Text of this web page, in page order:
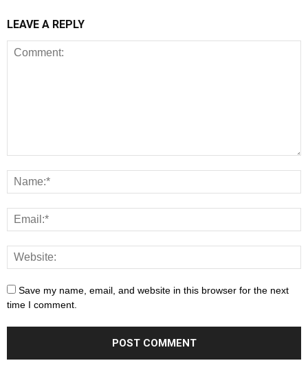
LEAVE A REPLY
Save my name, email, and website in this browser for the next
time I comment.